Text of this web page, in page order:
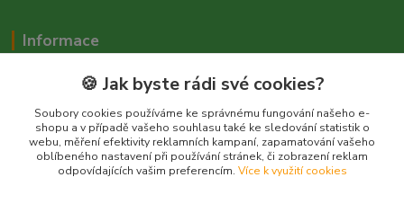
Informace
Zásady ochrany osobních údajů
Kontakt
Obecné nařízení o bezpečnosti produktů (GPSR), Regulation (EU)
2023/988
🍪 Jak byste rádi své cookies?
Soubory cookies používáme ke správnému fungování našeho e-
shopu a v případě vašeho souhlasu také ke sledování statistik o
webu, měření efektivity reklamních kampaní, zapamatování vašeho
oblíbeného nastavení při používání stránek, či zobrazení reklam
odpovídajících vašim preferencím. Více k využití cookies